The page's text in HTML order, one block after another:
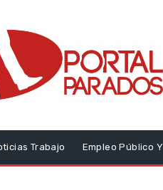
Trabajo Empleo Público